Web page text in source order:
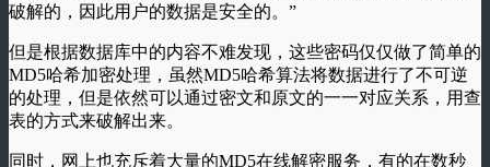
破解的，因此用户的数据是安全的。”
但是根据数据库中的内容不难发现，这些密码仅仅做了简单的
MD5哈希加密处理，虽然MD5哈希算法将数据进行了不可逆
的处理，但是依然可以通过密文和原文的一一对应关系，用查
表的方式来破解出来。
同时，网上也充斥着大量的MD5在线解密服务，有的在数秒